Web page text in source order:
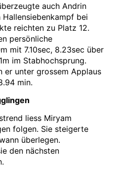
auch Andrin
bei
reichten zu Platz 12.
persönliche
mit 7.10sec, 8.23sec über
im Stabhochsprung.
er unter grossem Applaus
min.
liess Miryam
folgen. Sie steigerte
überlegen.
den nächsten